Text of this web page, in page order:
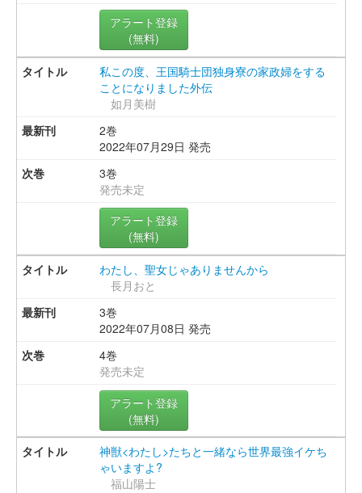
アラート登録
(無料)
私この度、王国騎士団独身寮の家政婦をする
ことになりました外伝
如月美樹
2巻
2022年07月29日 発売
3巻
発売未定
アラート登録
(無料)
わたし、聖女じゃありませんから
長月おと
3巻
2022年07月08日 発売
4巻
発売未定
アラート登録
(無料)
神獣<わたし>たちと一緒なら世界最強イケち
ゃいますよ?
福山陽士